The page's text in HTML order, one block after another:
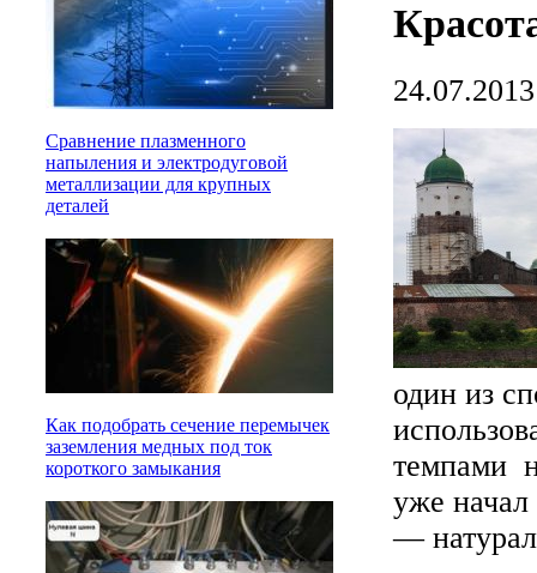
Сравнение плазменного
напыления и электродуговой
металлизации для крупных
деталей
Как подобрать сечение перемычек
заземления медных под ток
короткого замыкания
24.07.2013
один из
темпами
уже начал
—